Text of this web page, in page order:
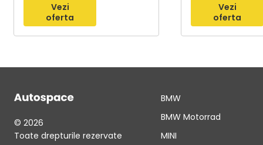
Vezi
oferta
Vezi
oferta
© 2026
Toate drepturile rezervate
BMW
BMW Motorrad
MINI